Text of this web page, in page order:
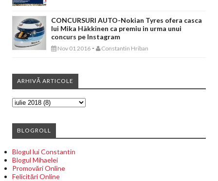
CONCURSURI AUTO-Nokian Tyres ofera casca
lui Mika Häkkinen ca premiu in urma unui
concurs pe Instagram
Nov 01 2016 - Constantin Hriban
ARHIVĂ ARTICOLE
BLOGROLL
Blogul lui Constantin
Blogul Mihaelei
Promovări Online
Felicitări Online